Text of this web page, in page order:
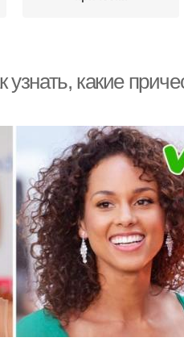
стиле
какие